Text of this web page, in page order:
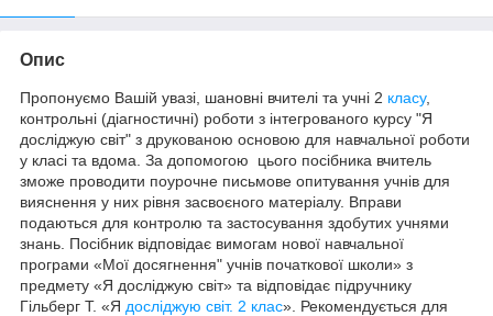
Опис
Пропонуємо Вашій увазі шановні вчителі та учні 2 класу,
контрольні (діагностичні) роботи з інтегрованого курсу "Я
досліджую світ" з друкованою основою для навчальної роботи
у класі та вдома За допомогою цього посібника вчитель
зможе проводити поурочне письмове опитування учнів для
вияснення у них рівня засвоєного матеріалу. Вправи
подаються для контролю та застосування здобутих учнями
знань Посібник відповідає вимогам нової навчальної
програми «Мої досягнення" учнів початкової школи» з
предмету «Я досліджую світ» та відповідає підручнику
Гільберг Т. «Я досліджую світ. 2 клас». Рекомендується для